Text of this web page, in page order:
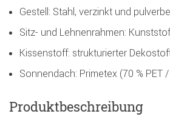
Gestell: Stahl, verzinkt und
Sitz- und Lehnenrahmen:
Kissenstoff: strukturierter
Sonnendach: Primetex (70 % PET /
Produktbeschreibung